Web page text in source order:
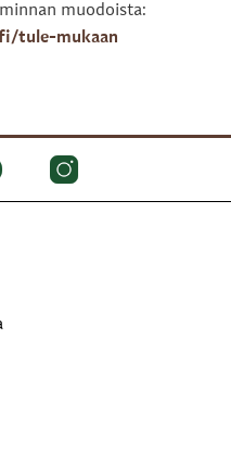
muodoista:
tule-mukaan